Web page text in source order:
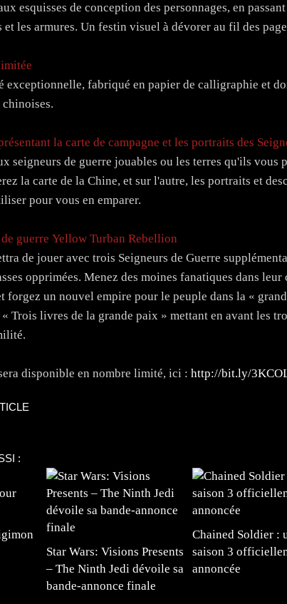
esquisses de conception des personnages, en
et les armures. Un festin visuel à dévorer au fil des
exceptionnelle, fabriqué en papier de calligraphie et
chinoises.
la carte de campagne et les portraits des
seigneurs de guerre jouables ou les terres qu'ils vous
la carte de la Chine, et sur l'autre, les portraits et
pour vous en emparer.
guerre Yellow Turban Rebellion
de jouer avec trois Seigneurs de Guerre
opprimées. Menez des moines fanatiques dans
forgez un nouvel empire pour le peuple dans la «
Trois livres de la grande paix » mettant en avant les
disponible en nombre limité, ici : http://bit.ly/
:
Star Wars: Visions Presents
– The Ninth Jedi dévoile sa
bande-annonce finale
Chained Soldier :
saison 3
annoncée